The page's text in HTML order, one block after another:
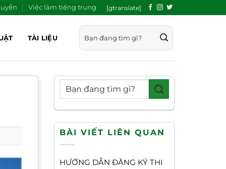
Việc làm tiếng trung [gtranslate]
TÀI LIỆU
BÀI VIẾT LIÊN QUAN
HƯỚNG DẪN ĐĂNG KÝ THI